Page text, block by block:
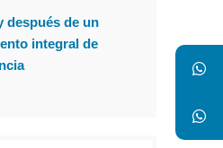
después de un
integral de